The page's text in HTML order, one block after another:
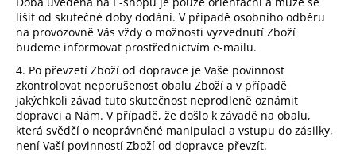
lišit od skutečné doby dodání. V případě osobního odběru
na provozovně Vás vždy o možnosti vyzvednutí Zboží
budeme informovat prostřednictvím e-mailu.
4. Po převzetí Zboží od dopravce je Vaše povinnost
zkontrolovat neporušenost obalu Zboží a v případě
jakýchkoli závad tuto skutečnost neprodleně oznámit
dopravci a Nám. V případě, že došlo k závadě na obalu,
která svědčí o neoprávněné manipulaci a vstupu do zásilky,
není Vaší povinností Zboží od dopravce převzít.